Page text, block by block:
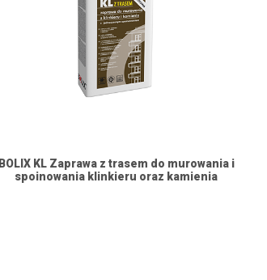
BOLIX KL Zaprawa z trasem do murowania i
spoinowania klinkieru oraz kamienia